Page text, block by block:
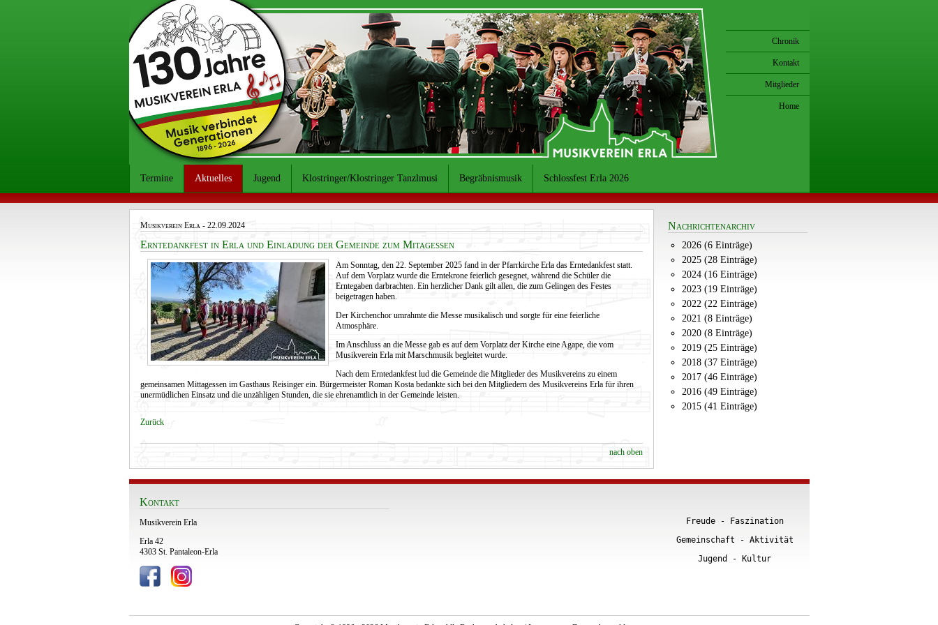
Chronik
Kontakt
Mitglieder
Home
Termine Aktuelles Jugend Klostringer/Klostringer Tanzlmusi Begräbnismusik Schlossfest Erla 2026
Musikverein Erla- 22.09.2024
Erntedankfest in Erla und Einladung der Gemeinde zum Mitagessen
Am Sonntag, den 22. September 2025 fand in der Pfarrkirche Erla das Erntedankfest statt.
Auf dem Vorplatz wurde die Erntekrone feierlich gesegnet, während die Schüler die
Erntegaben darbrachten. Ein herzlicher Dank gilt allen, die zum Gelingen des Festes
beigetragen haben.
Der Kirchenchor umrahmte die Messe musikalisch und sorgte für eine feierliche
Atmosphäre.
Im Anschluss an die Messe gab es auf dem Vorplatz der Kirche eine Agape, die vom
Musikverein Erla mit Marschmusik begleitet wurde.
Nach dem Erntedankfest lud die Gemeinde die Mitglieder des Musikvereins zu einem
gemeinsamen Mittagessen im Gasthaus Reisinger ein. Bürgermeister Roman Kosta bedankte sich bei den Mitgliedern des Musikvereins Erla für ihren
unermüdlichen Einsatz und die unzähligen Stunden, die sie ehrenamtlich in der Gemeinde leisten.
Zurück
nach oben
Nachrichtenarchiv
2026 (6 Einträge)
2025 (28 Einträge)
2024 (16 Einträge)
2023 (19 Einträge)
2022 (22 Einträge)
2021 (8 Einträge)
2020 (8 Einträge)
2019 (25 Einträge)
2018 (37 Einträge)
2017 (46 Einträge)
2016 (49 Einträge)
2015 (41 Einträge)
Kontakt
Musikverein Erla
Erla 42
4303 St. Pantaleon-Erla
Freude - Faszination
Gemeinschaft - Aktivität
Jugend - Kultur